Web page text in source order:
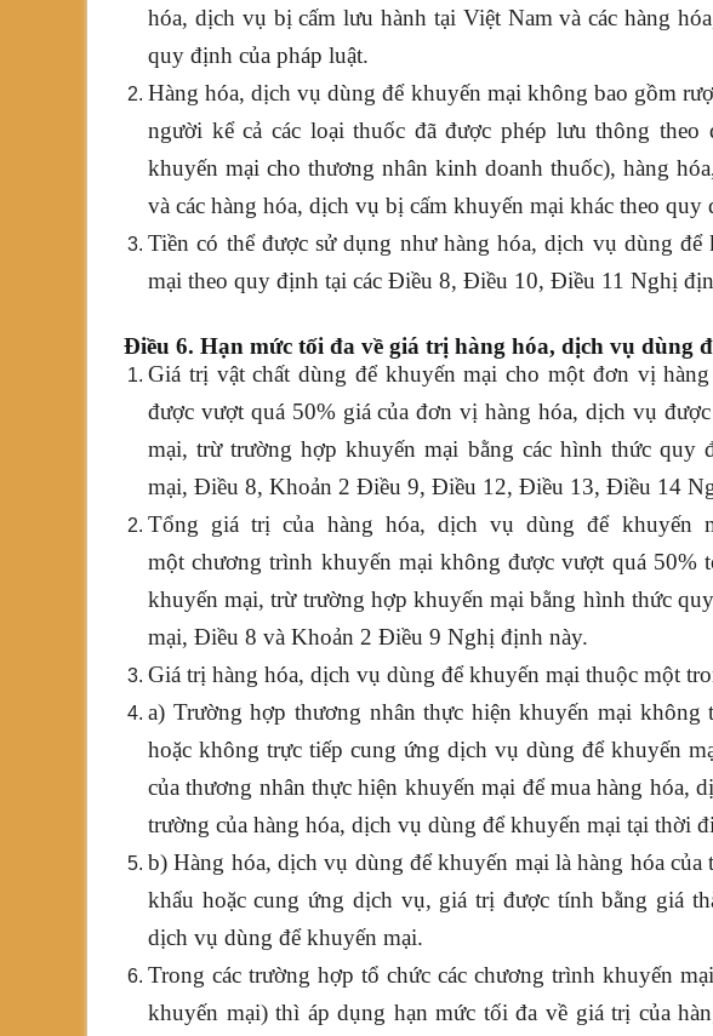
hóa, dịch vụ bị cấm lưu hành tại Việt Nam và các hàng
quy định của pháp luật.
Hàng hóa, dịch vụ dùng để khuyến mại không bao gồm
người kể cả các loại thuốc đã được phép lưu thông
khuyến mại cho thương nhân kinh doanh thuốc), hàng
và các hàng hóa, dịch vụ bị cấm khuyến mại khác theo quy
Tiền có thể được sử dụng như hàng hóa, dịch vụ dùng
mại theo quy định tại các Điều 8, Điều 10, Điều 11 Nghị
Điều 6. Hạn mức tối đa về giá trị hàng hóa, dịch vụ dùng
Giá trị vật chất dùng để khuyến mại cho một đơn vị
được vượt quá 50% giá của đơn vị hàng hóa, dịch vụ
mại, trừ trường hợp khuyến mại bằng các hình thức
mại, Điều 8, Khoản 2 Điều 9, Điều 12, Điều 13, Điều 14
Tổng giá trị của hàng hóa, dịch vụ dùng để khuyến
một chương trình khuyến mại không được vượt quá 50%
khuyến mại, trừ trường hợp khuyến mại bằng hình thức
mại, Điều 8 và Khoản 2 Điều 9 Nghị định này.
Giá trị hàng hóa, dịch vụ dùng để khuyến mại thuộc một
a) Trường hợp thương nhân thực hiện khuyến mại không
hoặc không trực tiếp cung ứng dịch vụ dùng để khuyến
của thương nhân thực hiện khuyến mại để mua hàng hóa,
trường của hàng hóa, dịch vụ dùng để khuyến mại tại thời
b) Hàng hóa, dịch vụ dùng để khuyến mại là hàng hóa
khẩu hoặc cung ứng dịch vụ, giá trị được tính bằng giá
dịch vụ dùng để khuyến mại.
Trong các trường hợp tổ chức các chương trình khuyến
khuyến mại) thì áp dụng hạn mức tối đa về giá trị của